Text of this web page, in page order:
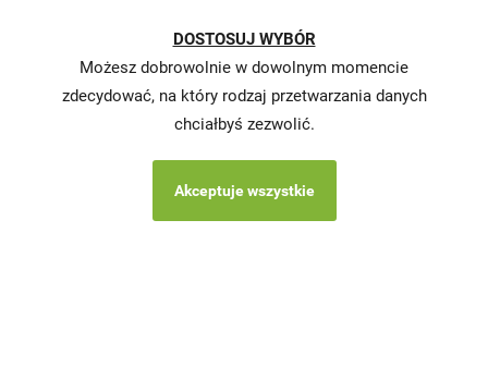
charakterystyki
Butelkomaty
DOSTOSUJ WYBÓR
Możesz dobrowolnie w dowolnym momencie
zdecydować, na który rodzaj przetwarzania danych
chciałbyś zezwolić.
Akceptuje wszystkie